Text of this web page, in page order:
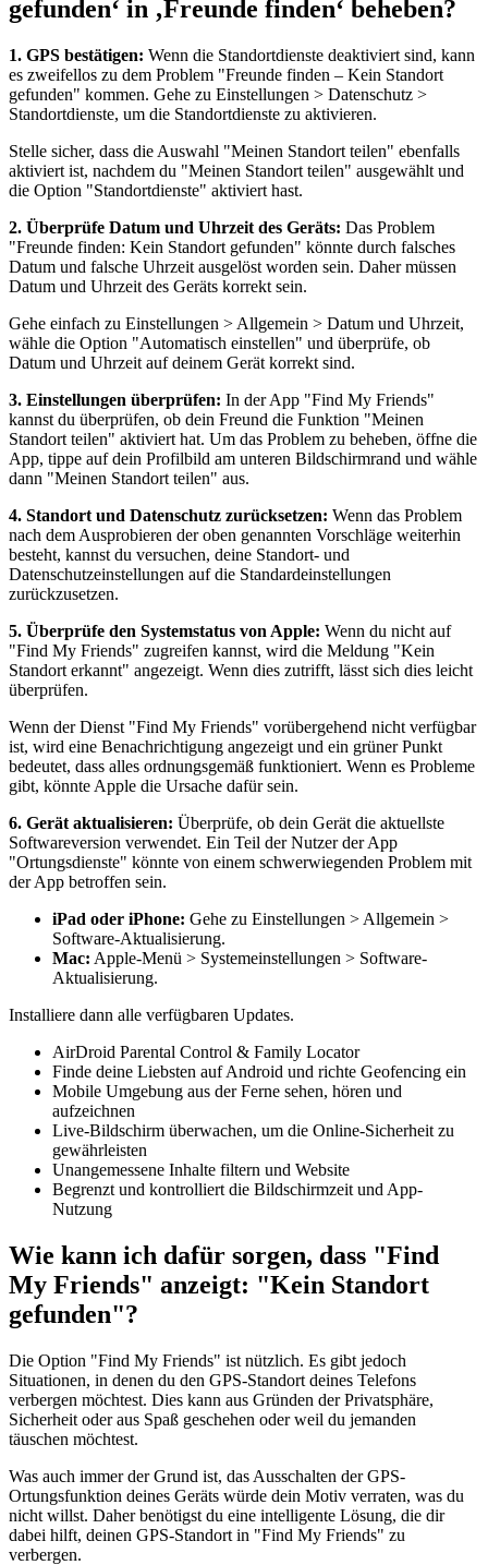
gefunden‘ in ‚Freunde finden‘ beheben?
1. GPS bestätigen: Wenn die Standortdienste deaktiviert sind, kann
es zweifellos zu dem Problem "Freunde finden – Kein Standort
gefunden" kommen. Gehe zu Einstellungen > Datenschutz >
Standortdienste, um die Standortdienste zu aktivieren.
Stelle sicher, dass die Auswahl "Meinen Standort teilen" ebenfalls
aktiviert ist, nachdem du "Meinen Standort teilen" ausgewählt und
die Option "Standortdienste" aktiviert hast.
2. Überprüfe Datum und Uhrzeit des Geräts: Das Problem
"Freunde finden: Kein Standort gefunden" könnte durch falsches
Datum und falsche Uhrzeit ausgelöst worden sein. Daher müssen
Datum und Uhrzeit des Geräts korrekt sein.
Gehe einfach zu Einstellungen > Allgemein > Datum und Uhrzeit,
wähle die Option "Automatisch einstellen" und überprüfe, ob
Datum und Uhrzeit auf deinem Gerät korrekt sind.
3. Einstellungen überprüfen: In der App "Find My Friends"
kannst du überprüfen, ob dein Freund die Funktion "Meinen
Standort teilen" aktiviert hat. Um das Problem zu beheben, öffne die
App, tippe auf dein Profilbild am unteren Bildschirmrand und wähle
dann "Meinen Standort teilen" aus.
4. Standort und Datenschutz zurücksetzen: Wenn das Problem
nach dem Ausprobieren der oben genannten Vorschläge weiterhin
besteht, kannst du versuchen, deine Standort- und
Datenschutzeinstellungen auf die Standardeinstellungen
zurückzusetzen.
5. Überprüfe den Systemstatus von Apple: Wenn du nicht auf
"Find My Friends" zugreifen kannst, wird die Meldung "Kein
Standort erkannt" angezeigt. Wenn dies zutrifft, lässt sich dies leicht
überprüfen.
Wenn der Dienst "Find My Friends" vorübergehend nicht verfügbar
ist, wird eine Benachrichtigung angezeigt und ein grüner Punkt
bedeutet, dass alles ordnungsgemäß funktioniert. Wenn es Probleme
gibt, könnte Apple die Ursache dafür sein.
6. Gerät aktualisieren: Überprüfe, ob dein Gerät die aktuellste
Softwareversion verwendet. Ein Teil der Nutzer der App
"Ortungsdienste" könnte von einem schwerwiegenden Problem mit
der App betroffen sein.
iPad oder iPhone: Gehe zu Einstellungen > Allgemein >
Software-Aktualisierung.
Mac: Apple-Menü > Systemeinstellungen > Software-
Aktualisierung.
Installiere dann alle verfügbaren Updates.
AirDroid Parental Control & Family Locator
Finde deine Liebsten auf Android und richte Geofencing ein
Mobile Umgebung aus der Ferne sehen, hören und
aufzeichnen
Live-Bildschirm überwachen, um die Online-Sicherheit zu
gewährleisten
Unangemessene Inhalte filtern und Website
Begrenzt und kontrolliert die Bildschirmzeit und App-
Nutzung
Wie kann ich dafür sorgen, dass "Find
My Friends" anzeigt: "Kein Standort
gefunden"?
Die Option "Find My Friends" ist nützlich. Es gibt jedoch
Situationen, in denen du den GPS-Standort deines Telefons
verbergen möchtest. Dies kann aus Gründen der Privatsphäre,
Sicherheit oder aus Spaß geschehen oder weil du jemanden
täuschen möchtest.
Was auch immer der Grund ist, das Ausschalten der GPS-
Ortungsfunktion deines Geräts würde dein Motiv verraten, was du
nicht willst. Daher benötigst du eine intelligente Lösung, die dir
dabei hilft, deinen GPS-Standort in "Find My Friends" zu
verbergen.